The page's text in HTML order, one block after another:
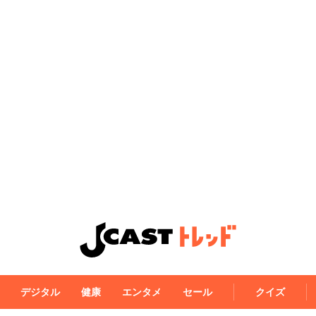
デジタル 健康 エンタメ セール クイズ